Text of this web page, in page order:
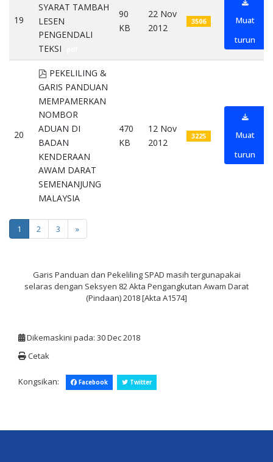
19
SYARAT TAMBAH
LESEN
PENGENDALI
TEKSI
90
KB
22 Nov
2012
3506
Muat
turun
20
pdf
PEKELILING &
GARIS PANDUAN
MEMPAMERKAN
NOMBOR
ADUAN DI
BADAN
KENDERAAN
AWAM DARAT
SEMENANJUNG
MALAYSIA
470
KB
12 Nov
2012
3225
Muat
turun
1 2 3 »
Garis Panduan dan Pekeliling SPAD masih tergunapakai
selaras dengan Seksyen 82 Akta Pengangkutan Awam Darat
(Pindaan) 2018 [Akta A1574]
Dikemaskini pada: 30 Dec 2018
Cetak
Kongsikan: Facebook Twitter